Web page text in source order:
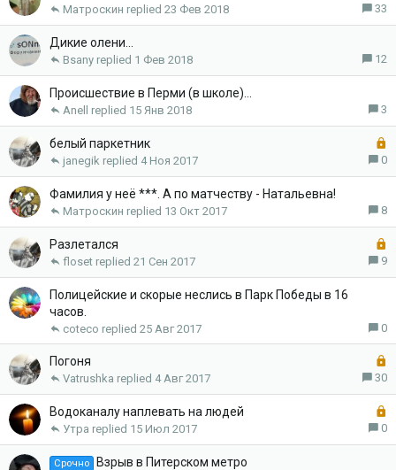
т
33
23 Фев 2018
Матроскин
Дикие олени...
12
1 Фев 2018
Bsany
Происшествие в Перми (в школе)...
3
15 Янв 2018
Anell
а
к
ы
т
белый паркетник
0
4 Ноя 2017
janegik
Фамилия у неё ***. А по матчеству - Натальевна!
8
13 Окт 2017
Матроскин
а
к
т
а
Разлетался
9
21 Сен 2017
floset
Полицейские и скорые неслись в Парк Победы в 16
часов.
0
25 Авг 2017
coteco
а
к
ы
т
Погоня
30
4 Авг 2017
Vatrushka
а
к
Водоканалу наплевать на людей
0
15 Июл 2017
Утра
Срочно Взрыв в Питерском метро